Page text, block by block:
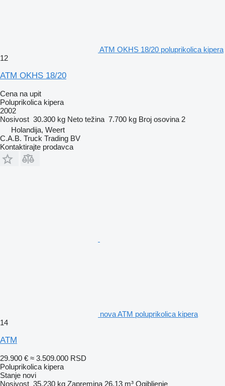
ATM OKHS 18/20 poluprikolica kipera
12
ATM OKHS 18/20
Cena na upit
Poluprikolica kipera
2002
Nosivost 30.300 kg Neto težina 7.700 kg Broj osovina 2
Holandija, Weert
C.A.B. Truck Trading BV
Kontaktirajte prodavca
nova ATM poluprikolica kipera
14
ATM
29.900 € ≈ 3.509.000 RSD
Poluprikolica kipera
Stanje novi
Nosivost 35.230 kg Zapremina 26,13 m³ Ogibljenje